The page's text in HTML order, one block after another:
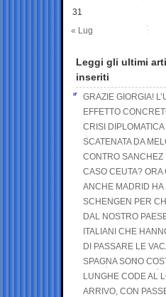
31
« Lug
Leggi gli ultimi
inseriti
GRAZIE GIORGIA!
EFFETTO
CRISI DIPLOMATICA
SCATENATA DA
CONTRO SANCHEZ
CASO CEUTA? ORA
ANCHE MADRID HA
SCHENGEN PER
DAL NOSTRO
ITALIANI CHE
DI PASSARE LE
SPAGNA SONO
LUNGHE CODE AL
ARRIVO, CON